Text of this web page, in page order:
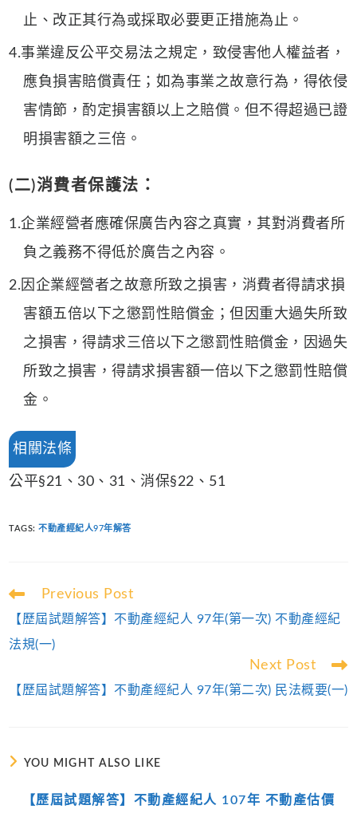
止、改正其行為或採取必要更正措施為止。
4.事業違反公平交易法之規定，致侵害他人權益者，
應負損害賠償責任；如為事業之故意行為，得依侵
害情節，酌定損害額以上之賠償。但不得超過已證
明損害額之三倍。
(二)消費者保護法：
1.企業經營者應確保廣告內容之真實，其對消費者所
負之義務不得低於廣告之內容。
2.因企業經營者之故意所致之損害，消費者得請求損
害額五倍以下之懲罰性賠償金；但因重大過失所致
之損害，得請求三倍以下之懲罰性賠償金，因過失
所致之損害，得請求損害額一倍以下之懲罰性賠償
金。
相關法條
公平§21、30、31、消保§22、51
TAGS:不動產經紀人97年解答
Read
articles
Previous Post
【歷屆試題解答】不動產經紀人 97年(第一次) 不動產經紀
法規(一)
Next Post
【歷屆試題解答】不動產經紀人 97年(第二次) 民法概要(一)
YOU MIGHT ALSO LIKE
【歷屆試題解答】不動產經紀人 107年 不動產估價